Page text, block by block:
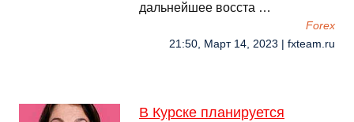
дальнейшее восста …
Forex
21:50, Март 14, 2023 | fxteam.ru
В Курске планируется